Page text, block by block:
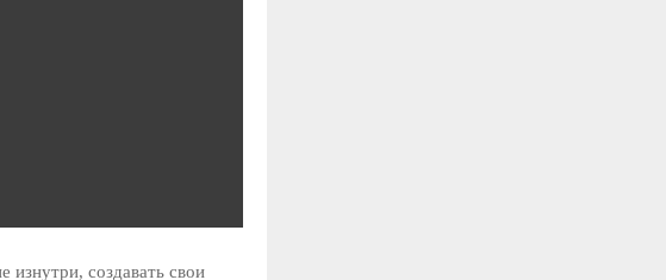
создавать свои